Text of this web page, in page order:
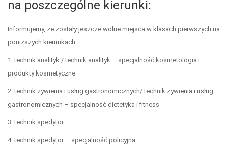
na poszczególne kierunki:
Informujemy, że zostały jeszcze wolne miejsca w klasach pierwszych na
poniższych kierunkach:
1. technik analityk / technik analityk – specjalność kosmetologia i
produkty kosmetyczne
2. technik żywienia i usług gastronomicznych/ technik żywienia i usług
gastronomicznych – specjalność dietetyka i fitness
3. technik spedytor
4. technik spedytor – specjalność policyjna